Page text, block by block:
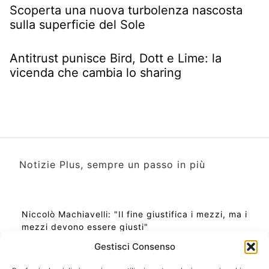
Gestisci Consenso
Scoperta una nuova turbolenza nascosta
sulla superficie del Sole
Antitrust punisce Bird, Dott e Lime: la
vicenda che cambia lo sharing
Notizie Plus, sempre un passo in più
Niccolò Machiavelli: "Il fine giustifica i mezzi, ma i
mezzi devono essere giusti"